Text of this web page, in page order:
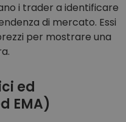
i trader a identificare
di mercato. Essi
per mostrare una
ed
EMA)